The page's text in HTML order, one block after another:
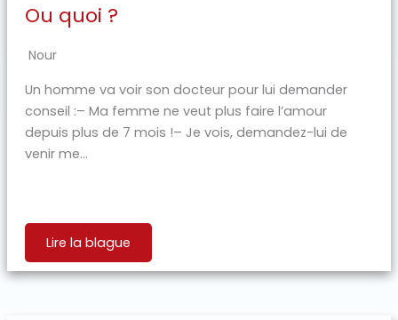
Ou quoi ?
Nour
Un homme va voir son docteur pour lui demander
conseil :– Ma femme ne veut plus faire l’amour
depuis plus de 7 mois !– Je vois, demandez-lui de
venir me...
Lire la blague